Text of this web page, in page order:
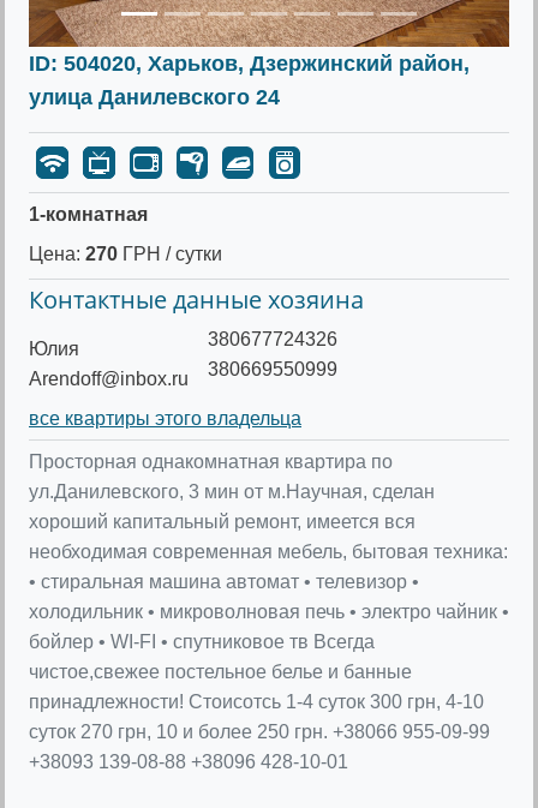
ID: 504020, Харьков, Дзержинский район,
улица Данилевского 24
1-комнатная
Цена: 270 ГРН / сутки
Контактные данные хозяина
Юлия
Arendoff@inbox.ru
380677724326
380669550999
все квартиры этого владельца
Просторная однакомнатная квартира по
ул.Данилевского, 3 мин от м.Научная, сделан
хороший капитальный ремонт, имеется вся
необходимая современная мебель, бытовая техника:
• стиральная машина автомат • телевизор •
холодильник • микроволновая печь • электро чайник •
бойлер • WI-FI • спутниковое тв Всегда
чистое,свежее постельное белье и банные
принадлежности! Стоисотсь 1-4 суток 300 грн, 4-10
суток 270 грн, 10 и более 250 грн. +38066 955-09-99
+38093 139-08-88 +38096 428-10-01